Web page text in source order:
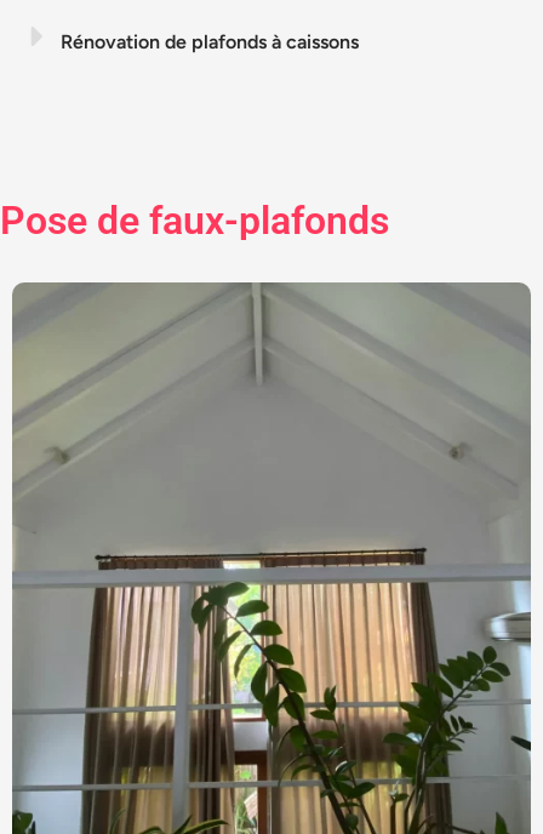
Rénovation de plafonds à caissons
Pose de faux-plafonds